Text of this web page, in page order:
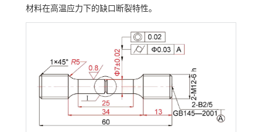
材料在高温应力下的缺口断裂特性。